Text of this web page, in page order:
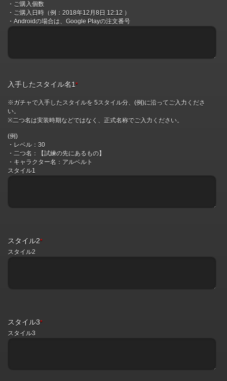
・ご購入個数
・ご購入日時（例：2018年12月8日 12:12 ）
・Androidの場合は、Google Playの注文番号
入手したスタイル名1 *
※ガチャで入手したスタイルを 5スタイル分、(例)に沿ってご入力くださ
い。
※二つ名は実装時期などではなく、正式名称でご入力ください。
(例)
・レベル：30
・二つ名：【試練の先にあるもの】
・キャラクター名：アルベルト
スタイル1
スタイル2*
スタイル2
スタイル3*
スタイル3